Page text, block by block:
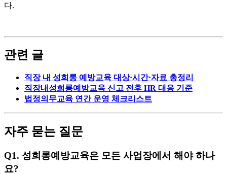
다.
관련 글
직장 내 성희롱 예방교육 대상·시간·자료 총정리
직장내성희롱예방교육 신고 전후 HR 대응 기준
법정의무교육 연간 운영 체크리스트
자주 묻는 질문
Q1. 성희롱예방교육은 모든 사업장에서 해야 하나
요?